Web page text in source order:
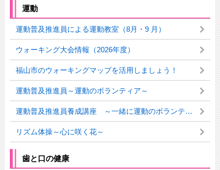
運動
運動普及推進員による運動教室（8月・9 月）
ウォーキング大会情報（2026年度）
福山市のウォーキングマップを活用しましょう！
運動普及推進員～運動のボランティア～
運動普及推進員養成講座 ～一緒に運動のボランティア活動をしませんか？～
リズム体操～心に咲く花～
歯と口の健康